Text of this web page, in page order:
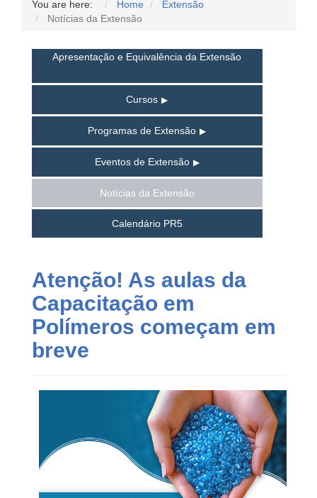
You are here: Home
Extensão
Notícias da Extensão
Apresentação e Equivalência da Extensão
Cursos
Programas de Extensão
Eventos de Extensão
Notícias da Extensão
Calendário PR5
Atenção! As aulas da
Capacitação em
Polímeros começam em
breve